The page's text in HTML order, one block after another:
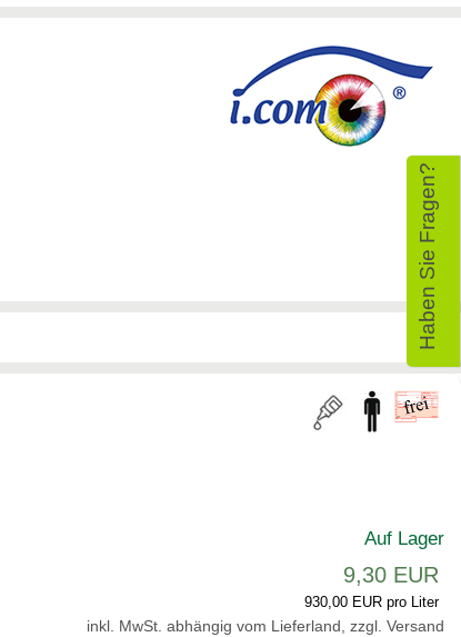
Auf Lager
9,30 EUR
930,00 EUR pro Liter
inkl. MwSt. abhängig vom Lieferland, zzgl. Versand
Haben Sie Fragen?